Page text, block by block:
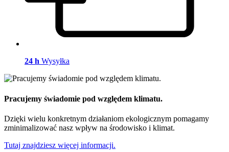
24 h Wysyłka
Pracujemy świadomie pod względem klimatu.
Dzięki wielu konkretnym działaniom ekologicznym pomagamy
zminimalizować nasz wpływ na środowisko i klimat.
Tutaj znajdziesz więcej informacji.